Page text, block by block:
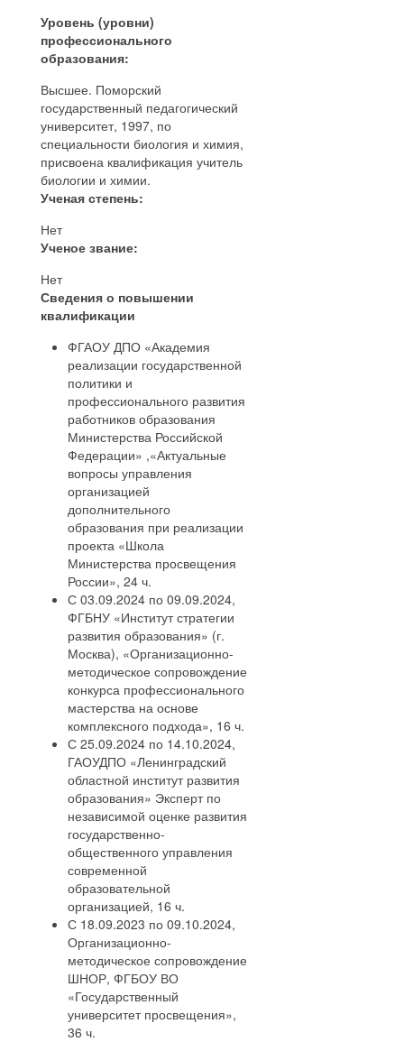
Уровень (уровни)
профессионального
образования:
Высшее. Поморский
государственный педагогический
университет, 1997, по
специальности биология и химия,
присвоена квалификация учитель
биологии и химии.
Ученая степень:
Нет
Ученое звание:
Нет
Сведения о повышении
квалификации
ФГАОУ ДПО «Академия
реализации государственной
политики и
профессионального развития
работников образования
Министерства Российской
Федерации» ,«Актуальные
вопросы управления
организацией
дополнительного
образования при реализации
проекта «Школа
Министерства просвещения
России», 24 ч.
С 03.09.2024 по 09.09.2024,
ФГБНУ «Институт стратегии
развития образования» (г.
Москва), «Организационно-
методическое сопровождение
конкурса профессионального
мастерства на основе
комплексного подхода», 16 ч.
С 25.09.2024 по 14.10.2024,
ГАОУДПО «Ленинградский
областной институт развития
образования» Эксперт по
независимой оценке развития
государственно-
общественного управления
современной
образовательной
организацией, 16 ч.
С 18.09.2023 по 09.10.2024,
Организационно-
методическое сопровождение
ШНОР, ФГБОУ ВО
«Государственный
университет просвещения»,
36 ч.